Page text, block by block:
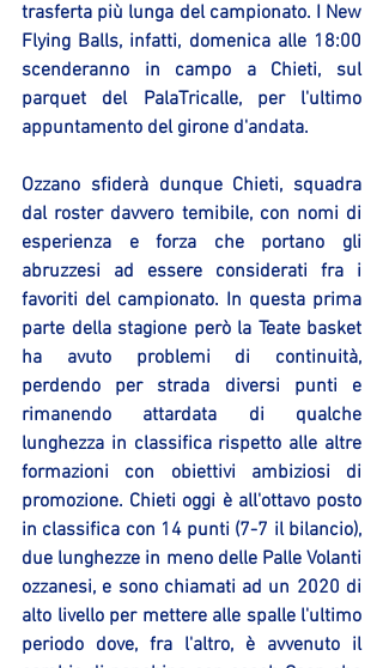
trasferta più lunga del campionato. I New
Flying Balls, infatti, domenica alle 18:00
scenderanno in campo a Chieti, sul
parquet del PalaTricalle, per l'ultimo
appuntamento del girone d'andata.
Ozzano sfiderà dunque Chieti, squadra
dal roster davvero temibile, con nomi di
esperienza e forza che portano gli
abruzzesi ad essere considerati fra i
favoriti del campionato. In questa prima
parte della stagione però la Teate basket
ha avuto problemi di continuità,
perdendo per strada diversi punti e
rimanendo attardata di qualche
lunghezza in classifica rispetto alle altre
formazioni con obiettivi ambiziosi di
promozione. Chieti oggi è all'ottavo posto
in classifica con 14 punti (7-7 il bilancio),
due lunghezze in meno delle Palle Volanti
ozzanesi, e sono chiamati ad un 2020 di
alto livello per mettere alle spalle l'ultimo
periodo dove, fra l'altro, è avvenuto il